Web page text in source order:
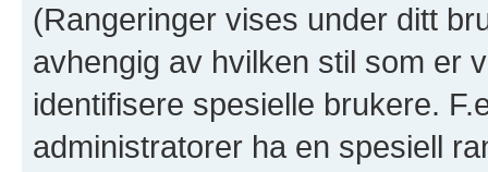
(Rangeringer vises under ditt
avhengig av hvilken stil som er
identifisere spesielle brukere.
administratorer ha en spesiell